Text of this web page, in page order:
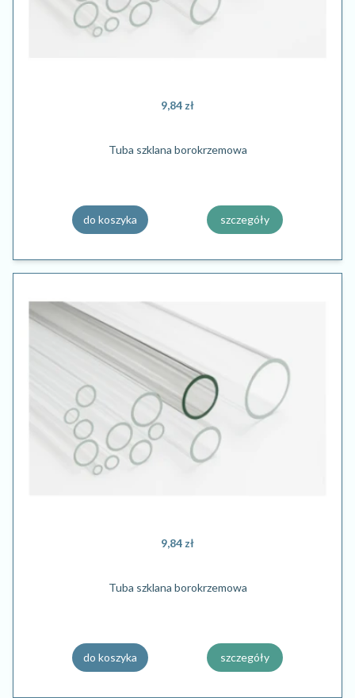
9,84 zł
Tuba szklana borokrzemowa
do koszyka szczegóły
9,84 zł
Tuba szklana borokrzemowa
do koszyka szczegóły